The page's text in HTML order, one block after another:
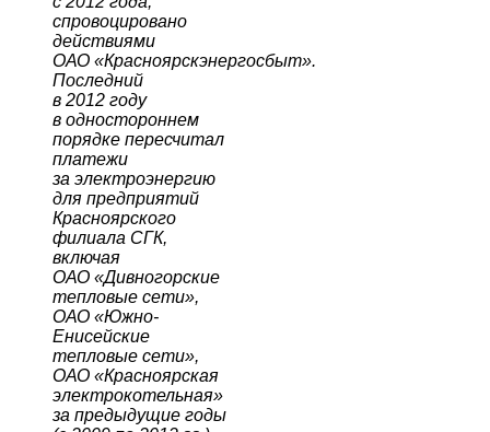
спровоцировано
действиями
ОАО «Красноярскэнергосбыт».
Последний
в 2012 году
в одностороннем
порядке пересчитал
платежи
за электроэнергию
для предприятий
Красноярского
филиала СГК,
включая
ОАО «Дивногорские
тепловые сети»,
ОАО «Южно-
Енисейские
тепловые сети»,
ОАО «Красноярская
электрокотельная»
за предыдущие годы